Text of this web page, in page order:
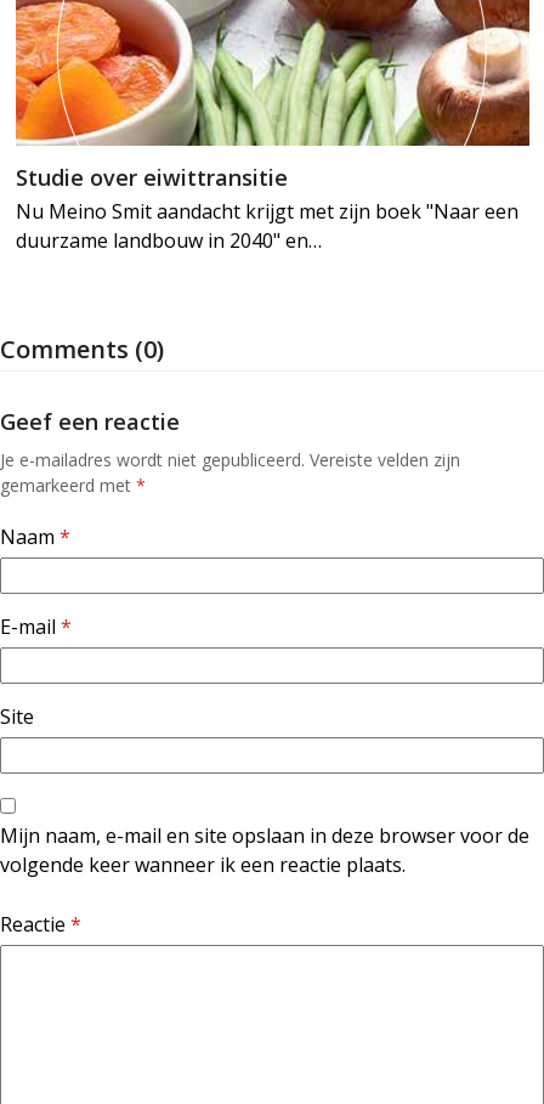
Studie over eiwittransitie
Nu Meino Smit aandacht krijgt met zijn boek "Naar een
duurzame landbouw in 2040" en…
Comments (0)
Geef een reactie
Je e-mailadres wordt niet gepubliceerd. Vereiste velden zijn
gemarkeerd met *
Naam *
E-mail *
Site
Mijn naam, e-mail en site opslaan in deze browser voor de
volgende keer wanneer ik een reactie plaats.
Reactie *